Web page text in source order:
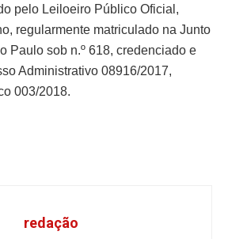
pelo Leiloeiro Público Oficial,
regularmente matriculado na Junto
Paulo sob n.º 618, credenciado e
Administrativo 08916/2017,
003/2018.
redação